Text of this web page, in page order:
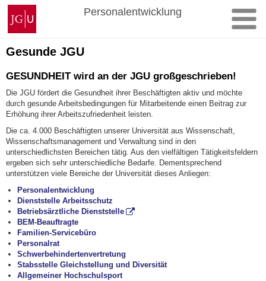
Zum
Inhalt
springen
Johannes
Gutenberg-
Universität
Mainz
Personalentwicklung
Gesunde JGU
GESUNDHEIT wird an der JGU großgeschrieben!
Die JGU fördert die Gesundheit ihrer Beschäftigten aktiv und möchte
durch gesunde Arbeitsbedingungen für Mitarbeitende einen Beitrag zur
Erhöhung ihrer Arbeitszufriedenheit leisten.
Die ca. 4.000 Beschäftigten unserer Universität aus Wissenschaft,
Wissenschaftsmanagement und Verwaltung sind in den
unterschiedlichsten Bereichen tätig. Aus den vielfältigen Tätigkeitsfeldern
ergeben sich sehr unterschiedliche Bedarfe. Dementsprechend
unterstützen viele Bereiche der Universität dieses Anliegen:
Personalentwicklung
Dienststelle Arbeitsschutz
Betriebsärztliche Dienststelle
BEM-Beauftragte
Familien-Servicebüro
Personalrat
Schwerbehindertenvertretung
Stabsstelle Gleichstellung und Diversität
Allgemeiner Hochschulsport